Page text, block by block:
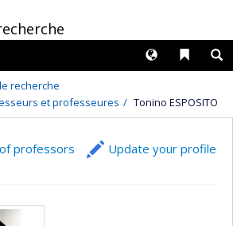
Liens
Langues
recherche
et professeures
Tonino ESPOSITO
professors Update your profile